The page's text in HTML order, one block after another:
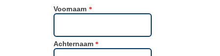
Voornaam *
Achternaam *